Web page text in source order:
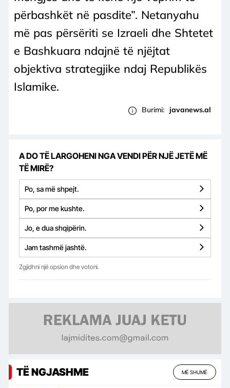
përbashkët në pasdite”. Netanyahu
më pas përsëriti se Izraeli dhe Shtetet
e Bashkuara ndajnë të njëjtat
objektiva strategjike ndaj Republikës
Islamike.
Burimi: javanews.al
A DO TË LARGOHENI NGA VENDI PËR NJË JETË MË
TË MIRË?
Po, sa më shpejt.
Po, por me kushte.
Jo, e dua shqipërin.
Jam tashmë jashtë.
Zgjidhni një opsion dhe votoni.
TË NGJASHME MË SHUMË